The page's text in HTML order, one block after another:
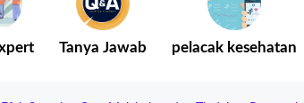
Tanya Jawab pelacak kesehatan